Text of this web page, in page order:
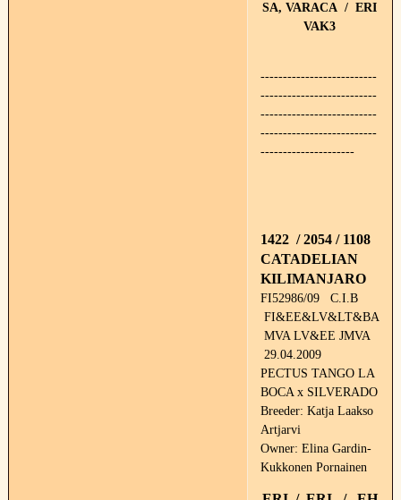
SA, VARACA / ERI
VAK3
--------------------------
--------------------------
--------------------------
--------------------------
---------------------
1422 / 2054 / 1108
CATADELIAN
KILIMANJARO
FI52986/09 C.I.B
FI&EE&LV&LT&BALT
MVA LV&EE JMVA
29.04.2009
PECTUS TANGO LA
BOCA x SILVERADO
Breeder: Katja Laakso
Artjarvi
Owner: Elina Gardin-
Kukkonen Pornainen